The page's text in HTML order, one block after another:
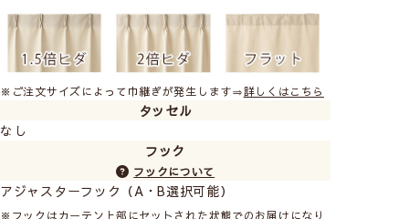
├スタンダード縫製
※ご注文サイズによって巾継ぎが発生します⇒詳しくはこちら
タッセル
なし
フック
フックについて
アジャスターフック（A・B選択可能）
※フックはカーテン上部にセットされた状態でのお届けになり